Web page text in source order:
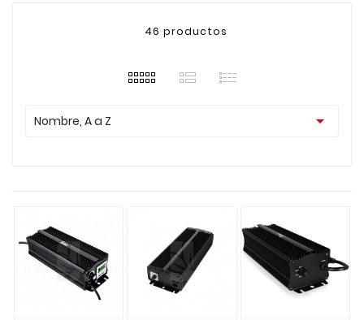
46 productos
Nombre, A a Z 